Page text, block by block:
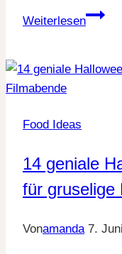
super
Weiterlesen
Food Ideas
14 geniale
für gruselige
Vonamanda 7.